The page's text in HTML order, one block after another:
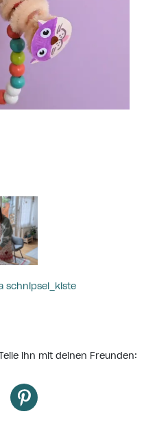
schnipsel_kiste
ihn mit deinen Freunden: